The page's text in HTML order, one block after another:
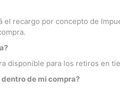
recargo por concepto de
disponible para los retiros en
de mi compra?